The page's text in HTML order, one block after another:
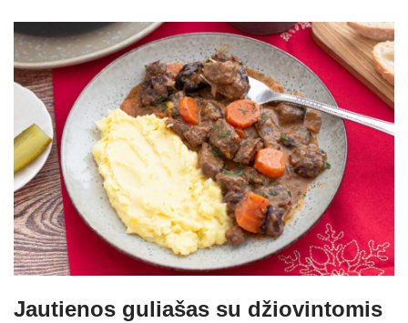
Jautienos guliašas su džiovintomis